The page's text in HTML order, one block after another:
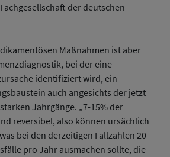
der deutschen
Maßnahmen ist aber
bei der eine
identifiziert wird, ein
auch angesichts der jetzt
Jahrgänge. „7-15% der
reversibel, also können ursächlich
bei den derzeitigen Fallzahlen 20-
pro Jahr ausmachen sollte, die